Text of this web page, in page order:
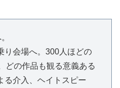
り会場へ。300人ほどの
どの作品も観る意義ある
る介入、ヘイトスピー